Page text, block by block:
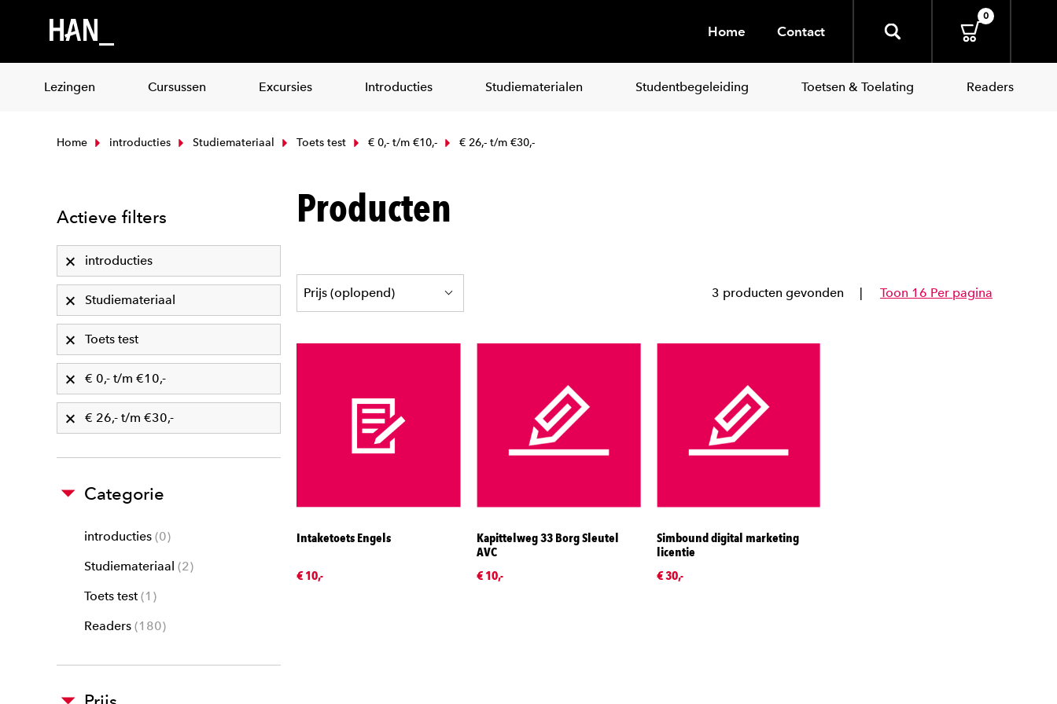
Home Contact
0
Lezingen Cursussen Excursies Introducties Studiematerialen Studentbegeleiding Toetsen & Toelating Readers
Home introducties Studiemateriaal Toets test € 0,- t/m €10,- € 26,- t/m €30,-
Actieve filters
introducties
Studiemateriaal
Toets test
€ 0,- t/m €10,-
€ 26,- t/m €30,-
Categorie
introducties 0
Studiemateriaal 2
Toets test 1
Readers 180
Producten
3 producten gevonden Toon 16 Per pagina
Intaketoets Engels
€ 10,-
Kapittelweg 33 Borg Sleutel
AVC
€ 10,-
Simbound digital marketing
licentie
€ 30,-